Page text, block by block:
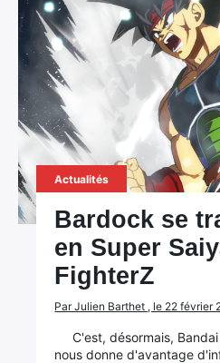
Actualités
Bardock se
en Super
FighterZ
Par Julien Barthet , le 22 février
C'est, désormais,
nous donne d'avantage